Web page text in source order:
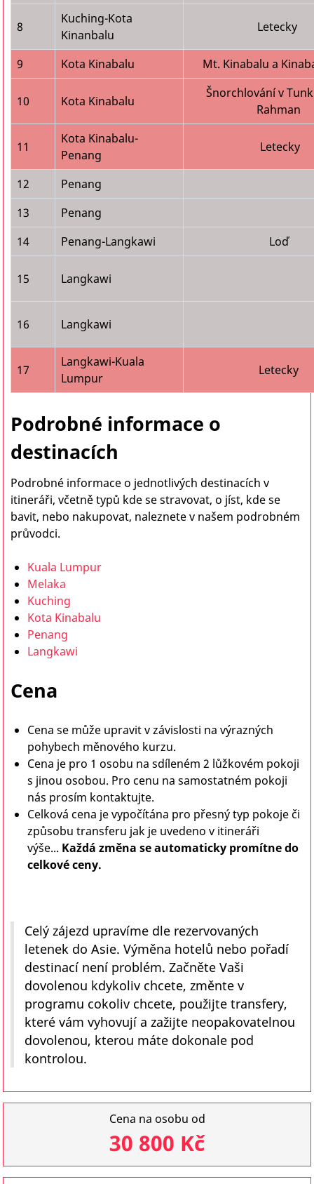
8
Kuching-Kota
Kinanbalu
Letecky
9 Kota Kinabalu Mt. Kinabalu a
10 Kota Kinabalu
Šnorchlování v
Rahman
11
Kota Kinabalu-
Penang
Letecky
12
Penang
13
Penang
14
Penang-Langkawi Loď
15 Langkawi
16 Langkawi
17
Langkawi-Kuala
Lumpur
Letecky
Podrobné informace o
destinacích
Podrobné informace o jednotlivých destinacích v
itineráři, včetně typů kde se stravovat, o jíst, kde se
bavit, nebo nakupovat, naleznete v našem podrobném
průvodci.
Kuala Lumpur
Melaka
Kuching
Kota Kinabalu
Penang
Langkawi
Cena
Cena se může upravit v závislosti na výrazných
pohybech měnového kurzu.
Cena je pro 1 osobu na sdíleném 2 lůžkovém pokoji
s jinou osobou. Pro cenu na samostatném pokoji
nás prosím kontaktujte.
Celková cena je vypočítána pro přesný typ pokoje či
způsobu transferu jak je uvedeno v itineráři
výše... Každá změna se automaticky promítne do
celkové ceny.
Celý zájezd upravíme dle rezervovaných
letenek do Asie. Výměna hotelů nebo pořadí
destinací není problém. Začněte Vaši
dovolenou kdykoliv chcete, změnte v
programu cokoliv chcete, použijte transfery,
které vám vyhovují a zažijte neopakovatelnou
dovolenou, kterou máte dokonale pod
kontrolou.
Cena na osobu od
30 800 Kč